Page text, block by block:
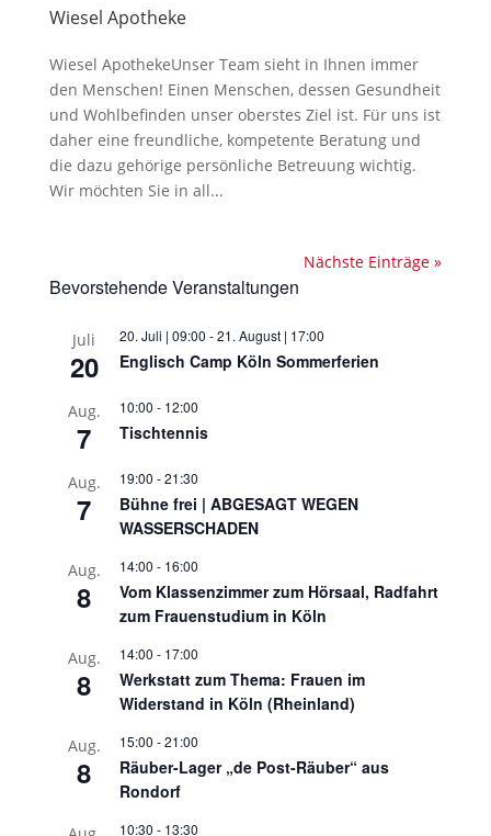
Wiesel Apotheke
Wiesel ApothekeUnser Team sieht in Ihnen immer
den Menschen! Einen Menschen, dessen Gesundheit
und Wohlbefinden unser oberstes Ziel ist. Für uns ist
daher eine freundliche, kompetente Beratung und
die dazu gehörige persönliche Betreuung wichtig.
Wir möchten Sie in all...
Nächste Einträge »
Bevorstehende Veranstaltungen
Juli
20
20. Juli | 09:00 -21. August | 17:00
Englisch Camp Köln Sommerferien
Aug.
7
10:00 - 12:00
Tischtennis
Aug.
7
19:00 -21:30
Bühne frei | ABGESAGT WEGEN
WASSERSCHADEN
Aug.
8
14:00 - 16:00
Vom Klassenzimmer zum Hörsaal, Radfahrt
zum Frauenstudium in Köln
Aug.
8
14:00 - 17:00
Werkstatt zum Thema: Frauen im
Widerstand in Köln (Rheinland)
Aug.
8
15:00 -21:00
Räuber-Lager „de Post-Räuber“ aus
Rondorf
10:30 - 13:30